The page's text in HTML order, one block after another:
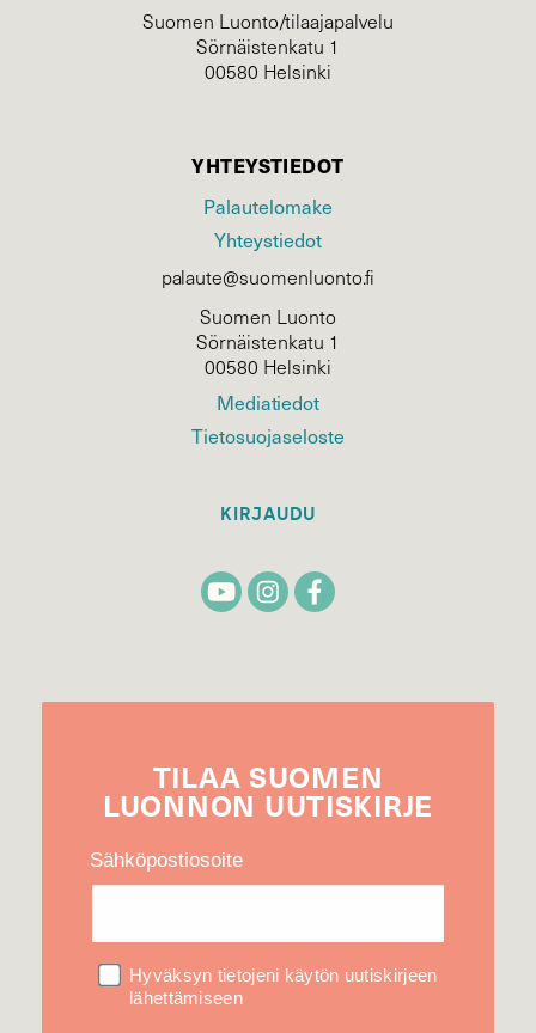
Suomen Luonto/tilaajapalvelu
Sörnäistenkatu 1
00580 Helsinki
YHTEYSTIEDOT
Palautelomake
Yhteystiedot
palaute@suomenluonto.fi
Suomen Luonto
Sörnäistenkatu 1
00580 Helsinki
Mediatiedot
Tietosuojaseloste
KIRJAUDU
TILAA SUOMEN
LUONNON UUTIS­KIRJE
Sähköpostiosoite
Hyväksyn tietojeni käytön uutiskirjeen
lähettämiseen